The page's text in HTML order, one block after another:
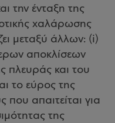
την ένταξη της
χαλάρωσης
μεταξύ άλλων: (i)
αποκλίσεων
πλευράς και του
το εύρος της
που απαιτείται για
της